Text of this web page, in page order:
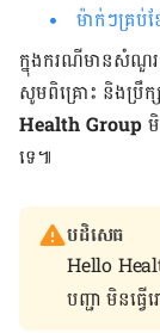
ម៉ាក់ៗគ្រប់
ក្នុង​ករណី​មាន​សំណួ
សូម​ពិគ្រោះ និង​ប្រឹ
Health Group
ទេ៕
បដិសេធ
Hello
បញ្ជា មិន​ធ្វ